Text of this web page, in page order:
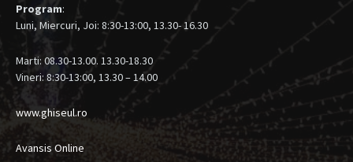
Program:
Luni, Miercuri, Joi: 8:30-13:00, 13.30- 16.30
Marti: 08.30-13.00. 13.30-18.30
Vineri: 8:30-13:00, 13.30 – 14.00
www.ghiseul.ro
Avansis Online